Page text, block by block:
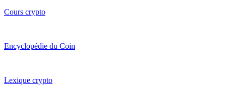
Cours crypto
Encyclopédie du Coin
Lexique crypto